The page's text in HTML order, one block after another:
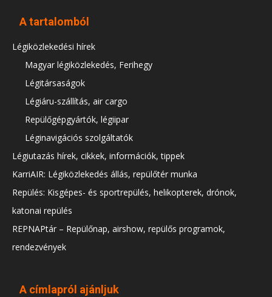
A tartalomból
Légiközlekedési hírek
Magyar légiközlekedés, Ferihegy
Légitársaságok
Légiáru-szállítás, air cargo
Repülőgépgyártók, légiipar
Léginavigációs szolgáltatók
Légiutazás hírek, cikkek, információk, tippek
KarriAIR: Légiközlekedés állás, repülőtér munka
Repülés: Kisgépes- és sportrepülés, helikopterek, drónok,
katonai repülés
REPNAPtár – Repülőnap, airshow, repülős programok,
rendezvények
A címlapról ajánljuk